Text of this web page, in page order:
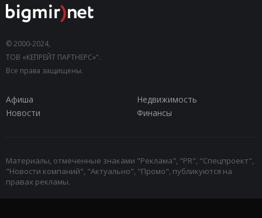
© 2000-2024,
ТОВ «КЕПРЕЙТ ПАРТНЕРС»".
Все права защищены.
Афиша
Недвижимость
Новости
Финансы
Материалы, отмеченные знаками "Реклама", "PR", "Спецпроект",
"Новости компаний", "Актуально", "Промо", публикуются на
правах рекламы.